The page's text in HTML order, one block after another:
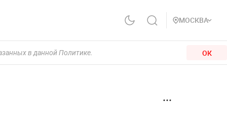
МОСКВА
в данной Политике. ОК